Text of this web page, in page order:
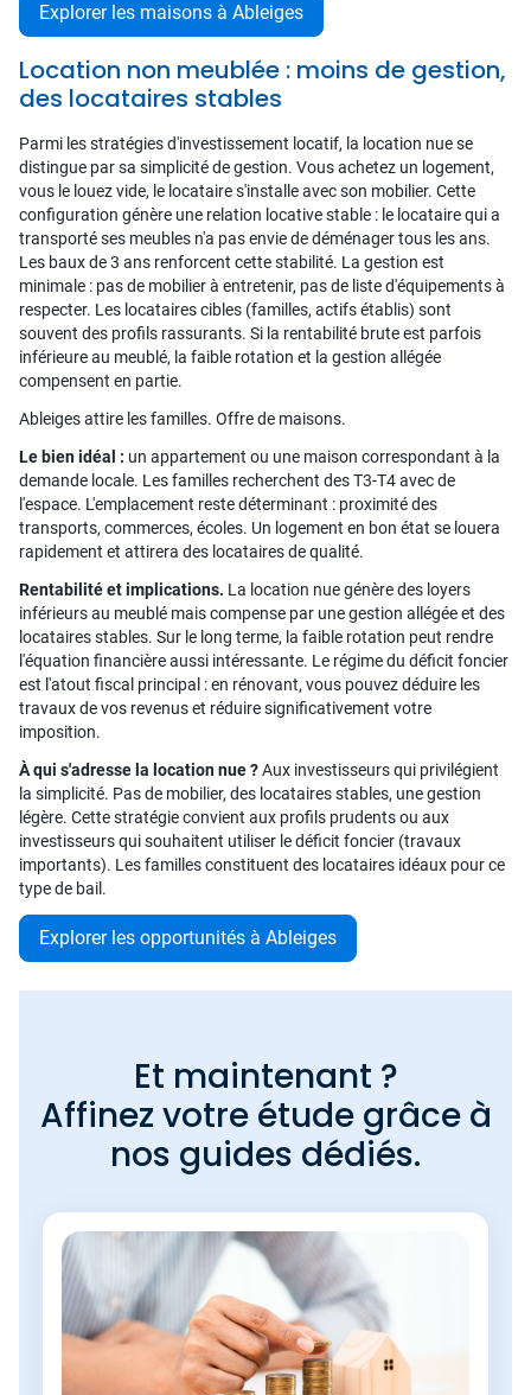
Explorer les maisons à Ableiges
Location non meublée : moins de gestion,
des locataires stables
Parmi les stratégies d'investissement locatif, la location nue se
distingue par sa simplicité de gestion. Vous achetez un logement,
vous le louez vide, le locataire s'installe avec son mobilier. Cette
configuration génère une relation locative stable : le locataire qui a
transporté ses meubles n'a pas envie de déménager tous les ans.
Les baux de 3 ans renforcent cette stabilité. La gestion est
minimale : pas de mobilier à entretenir, pas de liste d'équipements à
respecter. Les locataires cibles (familles, actifs établis) sont
souvent des profils rassurants. Si la rentabilité brute est parfois
inférieure au meublé, la faible rotation et la gestion allégée
compensent en partie.
Ableiges attire les familles. Offre de maisons.
Le bien idéal : un appartement ou une maison correspondant à la
demande locale. Les familles recherchent des T3-T4 avec de
l'espace. L'emplacement reste déterminant : proximité des
transports, commerces, écoles. Un logement en bon état se louera
rapidement et attirera des locataires de qualité.
Rentabilité et implications. La location nue génère des loyers
inférieurs au meublé mais compense par une gestion allégée et des
locataires stables. Sur le long terme, la faible rotation peut rendre
l'équation financière aussi intéressante. Le régime du déficit foncier
est l'atout fiscal principal : en rénovant, vous pouvez déduire les
travaux de vos revenus et réduire significativement votre
imposition.
À qui s'adresse la location nue ?Aux investisseurs qui privilégient
la simplicité. Pas de mobilier, des locataires stables, une gestion
légère. Cette stratégie convient aux profils prudents ou aux
investisseurs qui souhaitent utiliser le déficit foncier (travaux
importants). Les familles constituent des locataires idéaux pour ce
type de bail.
Explorer les opportunités à Ableiges
Et maintenant ?
Affinez votre étude grâce à
nos guides dédiés.